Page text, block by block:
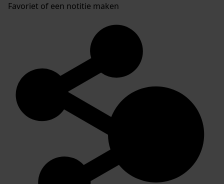
Favoriet of een notitie maken